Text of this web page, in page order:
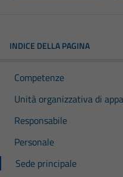
INDICE DELLA PAGINA
Competenze
Unità organizzativa di
Responsabile
Personale
Sede principale